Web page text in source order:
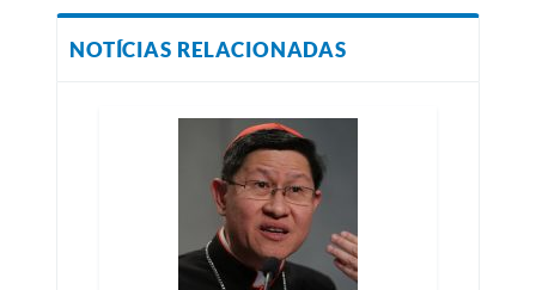
NOTÍCIAS RELACIONADAS